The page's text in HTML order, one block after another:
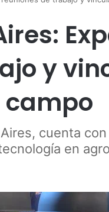
y
campo
cuenta
en